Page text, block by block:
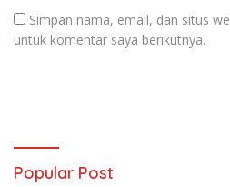
Simpan nama, email, dan situs
untuk komentar saya berikutnya.
Popular Post